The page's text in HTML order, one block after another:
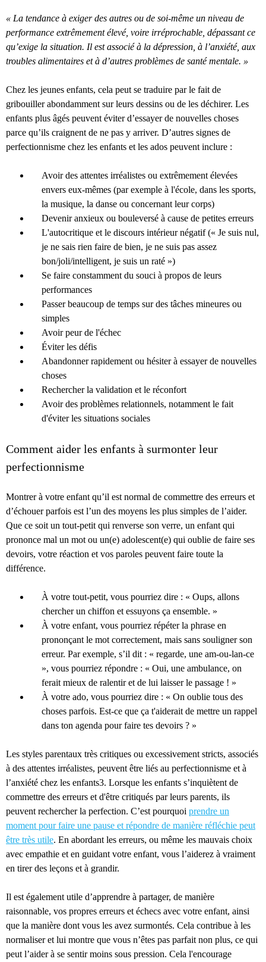
« La tendance à exiger des autres ou de soi-même un niveau de
performance extrêmement élevé, voire irréprochable, dépassant ce
qu’exige la situation. Il est associé à la dépression, à l’anxiété, aux
troubles alimentaires et à d’autres problèmes de santé mentale. »
Chez les jeunes enfants, cela peut se traduire par le fait de
gribouiller abondamment sur leurs dessins ou de les déchirer. Les
enfants plus âgés peuvent éviter d’essayer de nouvelles choses
parce qu’ils craignent de ne pas y arriver. D’autres signes de
perfectionnisme chez les enfants et les ados peuvent inclure :
Avoir des attentes irréalistes ou extrêmement élevées
envers eux-mêmes (par exemple à l'école, dans les sports,
la musique, la danse ou concernant leur corps)
Devenir anxieux ou bouleversé à cause de petites erreurs
L'autocritique et le discours intérieur négatif (« Je suis nul,
je ne sais rien faire de bien, je ne suis pas assez
bon/joli/intelligent, je suis un raté »)
Se faire constamment du souci à propos de leurs
performances
Passer beaucoup de temps sur des tâches mineures ou
simples
Avoir peur de l'échec
Éviter les défis
Abandonner rapidement ou hésiter à essayer de nouvelles
choses
Rechercher la validation et le réconfort
Avoir des problèmes relationnels, notamment le fait
d'éviter les situations sociales
Comment aider les enfants à surmonter leur
perfectionnisme
Montrer à votre enfant qu’il est normal de commettre des erreurs et
d’échouer parfois est l’un des moyens les plus simples de l’aider.
Que ce soit un tout-petit qui renverse son verre, un enfant qui
prononce mal un mot ou un(e) adolescent(e) qui oublie de faire ses
devoirs, votre réaction et vos paroles peuvent faire toute la
différence.
À votre tout-petit, vous pourriez dire : « Oups, allons
chercher un chiffon et essuyons ça ensemble. »
À votre enfant, vous pourriez répéter la phrase en
prononçant le mot correctement, mais sans souligner son
erreur. Par exemple, s’il dit : « regarde, une am-ou-lan-ce
», vous pourriez répondre : « Oui, une ambulance, on
ferait mieux de ralentir et de lui laisser le passage ! »
À votre ado, vous pourriez dire : « On oublie tous des
choses parfois. Est-ce que ça t'aiderait de mettre un rappel
dans ton agenda pour faire tes devoirs ? »
Les styles parentaux très critiques ou excessivement stricts, associés
à des attentes irréalistes, peuvent être liés au perfectionnisme et à
l’anxiété chez les enfants3. Lorsque les enfants s’inquiètent de
commettre des erreurs et d'être critiqués par leurs parents, ils
peuvent rechercher la perfection. C’est pourquoi prendre un
moment pour faire une pause et répondre de manière réfléchie peut
être très utile. En abordant les erreurs, ou même les mauvais choix
avec empathie et en guidant votre enfant, vous l’aiderez à vraiment
en tirer des leçons et à grandir.
Il est également utile d’apprendre à partager, de manière
raisonnable, vos propres erreurs et échecs avec votre enfant, ainsi
que la manière dont vous les avez surmontés. Cela contribue à les
normaliser et lui montre que vous n’êtes pas parfait non plus, ce qui
peut l’aider à se sentir moins sous pression. Cela l'encourage